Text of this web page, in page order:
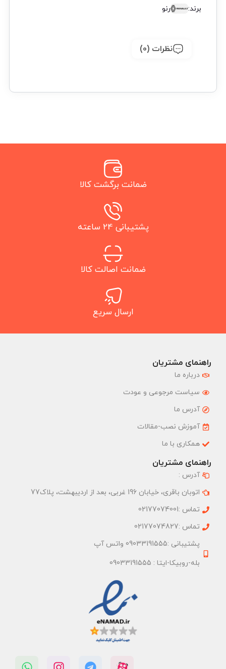
برند: رنو
نظرات (0)
ضمانت برگشت کالا
پشتیبانی 24 ساعته
ضمانت اصالت کالا
ارسال سریع
راهنمای مشتریان
درباره ما
سیاست مرجوعی و عودت
آدرس ما
آموزش نصب-مقالات
همکاری با ما
راهنمای مشتریان
آدرس :
اتوبان باقری، خیابان 196 غربی، بعد از اردیبهشت، پلاک77
تماس :02177074001
تماس :02177074827
پشتیبانی :09033191555 واتس آپ
بله-روبیکا-ایتا : 09033191555